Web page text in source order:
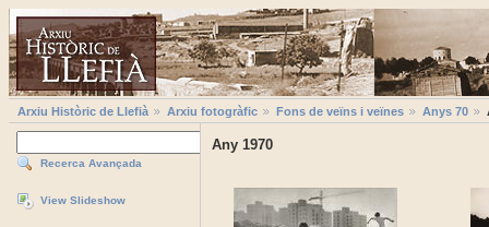
Arxiu Històric de Llefià Arxiu fotogràfic Fons de veïns i veïnes Anys 70
Recerca Avançada
View Slideshow
Any 1970